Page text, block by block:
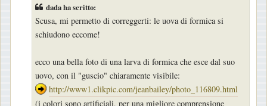
dada ha scritto:
Scusa, mi permetto di correggerti: le uova di formica si
schiudono eccome!
ecco una bella foto di una larva di formica che esce dal suo
uovo, con il "guscio" chiaramente visibile:
http://www1.clikpic.com/jeanbailey/photo_116809.html
(i colori sono artificiali, per una migliore comprensione